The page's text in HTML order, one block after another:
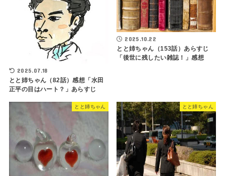
2025.07.18
とと姉ちゃん（82話）感想「水田
正平の目はハート？」あらすじ
2025.10.22
とと姉ちゃん（153話）あらすじ
「後世に残したい雑誌！」感想
とと姉ちゃん とと姉ちゃん